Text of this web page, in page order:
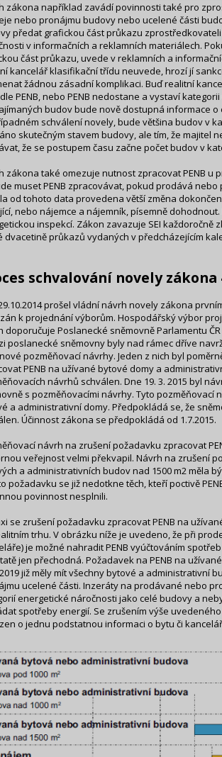
zákona například zavádí povinnosti také pro
nebo pronájmu budovy nebo ucelené části
předat grafickou část průkazu
v informačních a reklamních materiálech.
část průkazu, uvede v reklamních a
kancelář klasifikační třídu neuvede, hrozí jí
žádnou zásadní komplikaci. Buď realitní
PENB, nebo PENB nedostane a vystaví
budov bude nově dostupná informace
schválení novely, bude většina budov v
skutečným stavem budovy, ale tím, že majitel
že se postupem času začne počet budov v
zákona také omezuje nutnost zpracovat PENB
muset PENB zpracovávat, pokud prodává
od tohoto data provedena větší změna
nebo nájemce a nájemník, písemně
inspekcí. Zákon zavazuje SEI každoročně
dvacetině průkazů vydaných v předcházejícím
schvalování novely zákona
prošel vládní návrh novely zákona
k projednání výborům. Hospodářský výbor
doporučuje Poslanecké sněmovně Parlamentu
poslanecké sněmovny byly nad rámec dříve
pozměňovací návrhy. Jeden z nich byl
PENB na užívané bytové domy a
návrhů schválen. Dne 19. 3. 2015 byl
s pozměňovacími návrhy. Tyto
a administrativní domy. Předpokládá se, že
Účinnost zákona se předpokládá od 1.7.2015.
návrh na zrušení požadavku zpracovat
veřejnost velmi překvapil. Návrh na zrušení
a administrativních budov nad 1500 m2 měla
požadavku se již nedotkne těch, kteří poctivě
povinnost nesplnili.
se zrušení požadavku zpracovat PENB na
trhu. V obrázku níže je uvedeno, že při
je možné nahradit PENB vyúčtováním
jen přechodná. Požadavek na PENB na
již měly mít všechny bytové a administrativní
ucelené části. Inzeráty na prodávané nebo
energetické náročnosti jako celé budovy a
spotřeby energií. Se zrušením výše
o jednu podstatnou informaci o bytu či